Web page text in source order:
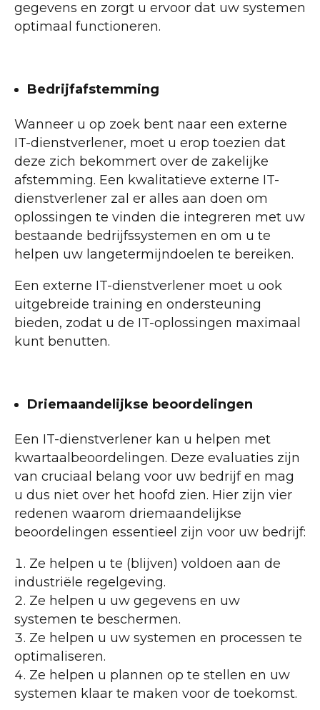
gegevens en zorgt u ervoor dat uw systemen
optimaal functioneren.
Bedrijfafstemming
Wanneer u op zoek bent naar een externe
IT-dienstverlener, moet u erop toezien dat
deze zich bekommert over de zakelijke
afstemming. Een kwalitatieve externe IT-
dienstverlener zal er alles aan doen om
oplossingen te vinden die integreren met uw
bestaande bedrijfssystemen en om u te
helpen uw langetermijndoelen te bereiken.
Een externe IT-dienstverlener moet u ook
uitgebreide training en ondersteuning
bieden, zodat u de IT-oplossingen maximaal
kunt benutten.
Driemaandelijkse beoordelingen
Een IT-dienstverlener kan u helpen met
kwartaalbeoordelingen. Deze evaluaties zijn
van cruciaal belang voor uw bedrijf en mag
u dus niet over het hoofd zien. Hier zijn vier
redenen waarom driemaandelijkse
beoordelingen essentieel zijn voor uw bedrijf:
Ze helpen u te (blijven) voldoen aan de
industriële regelgeving.
Ze helpen u uw gegevens en uw
systemen te beschermen.
Ze helpen u uw systemen en processen te
optimaliseren.
Ze helpen u plannen op te stellen en uw
systemen klaar te maken voor de toekomst.